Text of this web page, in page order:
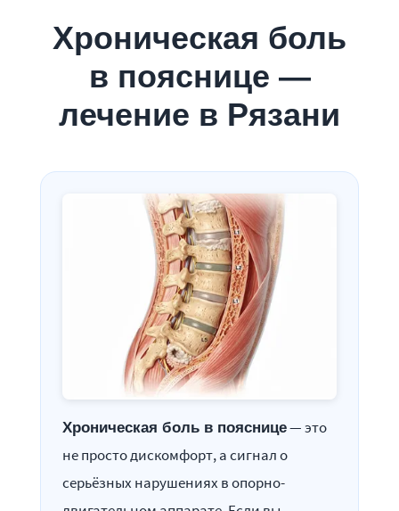
Хроническая боль
в пояснице —
лечение в Рязани
Хроническая боль в пояснице— это
не просто дискомфорт, а сигнал о
серьёзных нарушениях в опорно-